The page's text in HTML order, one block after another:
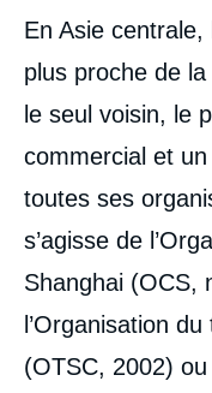
Contenu
intervention
médiatique
En Asie centrale,
plus proche de
le seul voisin, le
commercial et
toutes ses
s’agisse de
Shanghai (OCS,
l’Organisation
(OTSC, 2002) ou